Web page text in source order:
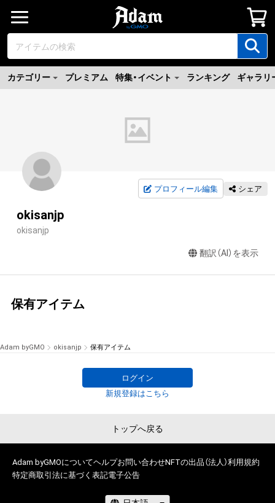
カテゴリー プレミアム 特集・イベント ランキング ギャラリ
プロフィール編集 シェア
okisanjp
okisanjp
翻訳（AI）を表示
保有アイテム
Adam byGMO okisanjp 保有アイテム
ログイン
新規登録はこちら
トップへ戻る
Adam byGMOについてヘルプお問い合わせNFTの出品（法人）利用規約
特定商取引法に基づく表記電子公告